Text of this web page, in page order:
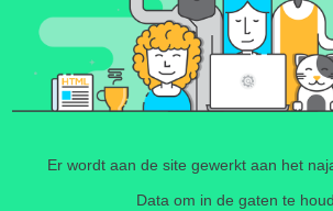
Er wordt aan de site gewerkt aan het
Data om in de gaten te